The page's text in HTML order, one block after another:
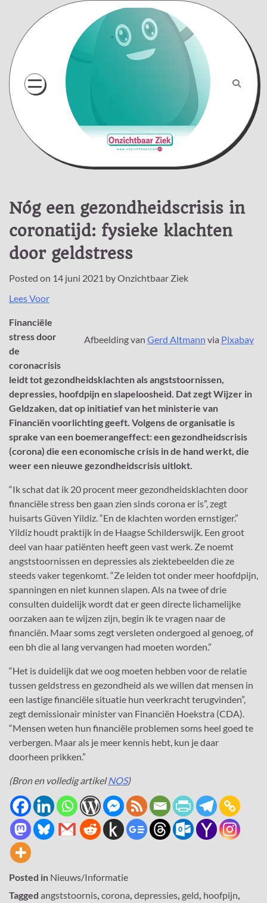
content
Nóg een gezondheidscrisis in
coronatijd: fysieke klachten
door geldstress
Posted on 14 juni 2021 byOnzichtbaar Ziek
Lees Voor
Afbeelding van Gerd Altmann via Pixabay
Financiële
stress door
de
coronacrisis
leidt tot gezondheidsklachten als angststoornissen,
depressies, hoofdpijn en slapeloosheid. Dat zegt Wijzer in
Geldzaken, dat op initiatief van het ministerie van
Financiën voorlichting geeft. Volgens de organisatie is
sprake van een boemerangeffect: een gezondheidscrisis
(corona) die een economische crisis in de hand werkt, die
weer een nieuwe gezondheidscrisis uitlokt.
“Ik schat dat ik 20 procent meer gezondheidsklachten door
financiële stress ben gaan zien sinds corona er is”, zegt
huisarts Güven Yildiz. “En de klachten worden ernstiger.”
Yildiz houdt praktijk in de Haagse Schilderswijk. Een groot
deel van haar patiënten heeft geen vast werk. Ze noemt
angststoornissen en depressies als ziektebeelden die ze
steeds vaker tegenkomt. “Ze leiden tot onder meer hoofdpijn,
spanningen en niet kunnen slapen. Als na twee of drie
consulten duidelijk wordt dat er geen directe lichamelijke
oorzaken aan te wijzen zijn, begin ik te vragen naar de
financiën. Maar soms zegt versleten ondergoed al genoeg, of
een bh die al lang vervangen had moeten worden.”
“Het is duidelijk dat we oog moeten hebben voor de relatie
tussen geldstress en gezondheid als we willen dat mensen in
een lastige financiële situatie hun veerkracht terugvinden”,
zegt demissionair minister van Financiën Hoekstra (CDA).
“Mensen weten hun financiële problemen soms heel goed te
verbergen. Maar als je meer kennis hebt, kun je daar
doorheen prikken.”
(Bron en volledig artikelNOS)
Posted in Nieuws/Informatie
Tagged angststoornis, corona, depressies, geld, hoofpijn,